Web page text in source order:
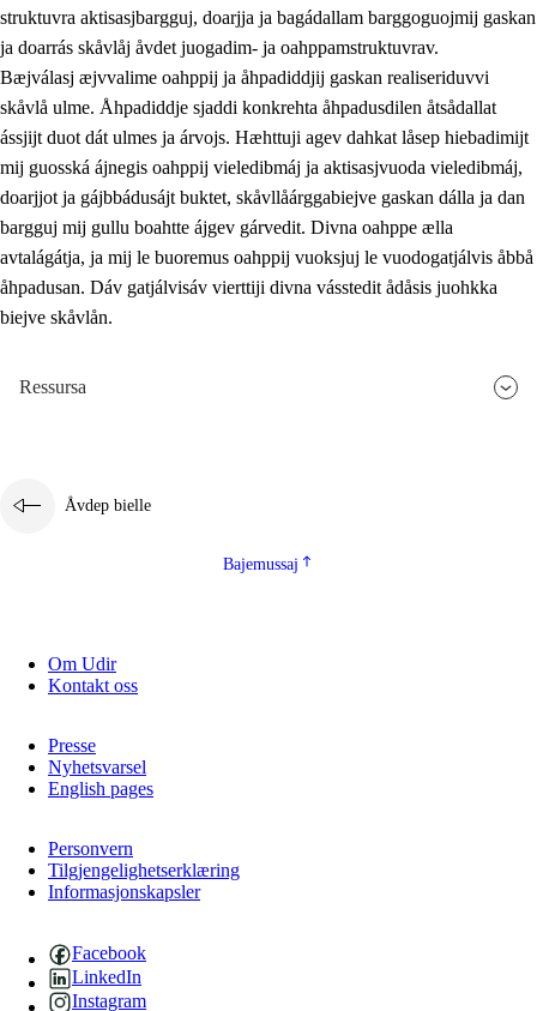
struktuvra aktisasjbargguj, doarjja ja bagádallam barggoguojmij gaskan
ja doarrás skåvlåj åvdet juogadim- ja oahppamstruktuvrav.
Bæjválasj æjvvalime oahppij ja åhpadiddjij gaskan realiseriduvvi
skåvlå ulme. Åhpadiddje sjaddi konkrehta åhpadusdilen åtsådallat
ássjijt duot dát ulmes ja árvojs. Hæhttuji agev dahkat låsep hiebadimijt
mij guosská ájnegis oahppij vieledibmáj ja aktisasjvuoda vieledibmáj,
doarjjot ja gájbbádusájt buktet, skåvllåárggabiejve gaskan dálla ja dan
bargguj mij gullu boahtte ájgev gárvedit. Divna oahppe ælla
avtalágátja, ja mij le buoremus oahppij vuoksjuj le vuodogatjálvis åbbå
åhpadusan. Dáv gatjálvisáv vierttiji divna vásstedit ådåsis juohkka
biejve skåvlån.
Ressursa
Åvdep bielle
Bajemussaj
Om Udir
Kontakt oss
Presse
Nyhetsvarsel
English pages
Personvern
Tilgjengelighetserklæring
Informasjonskapsler
Facebook
LinkedIn
Instagram